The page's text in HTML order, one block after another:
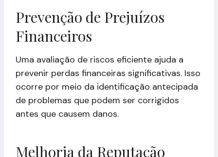
Prevenção de Prejuízos
Financeiros
Uma avaliação de riscos eficiente ajuda a
prevenir perdas financeiras significativas. Isso
ocorre por meio da identificação antecipada
de problemas que podem ser corrigidos
antes que causem danos.
Melhoria da Reputação